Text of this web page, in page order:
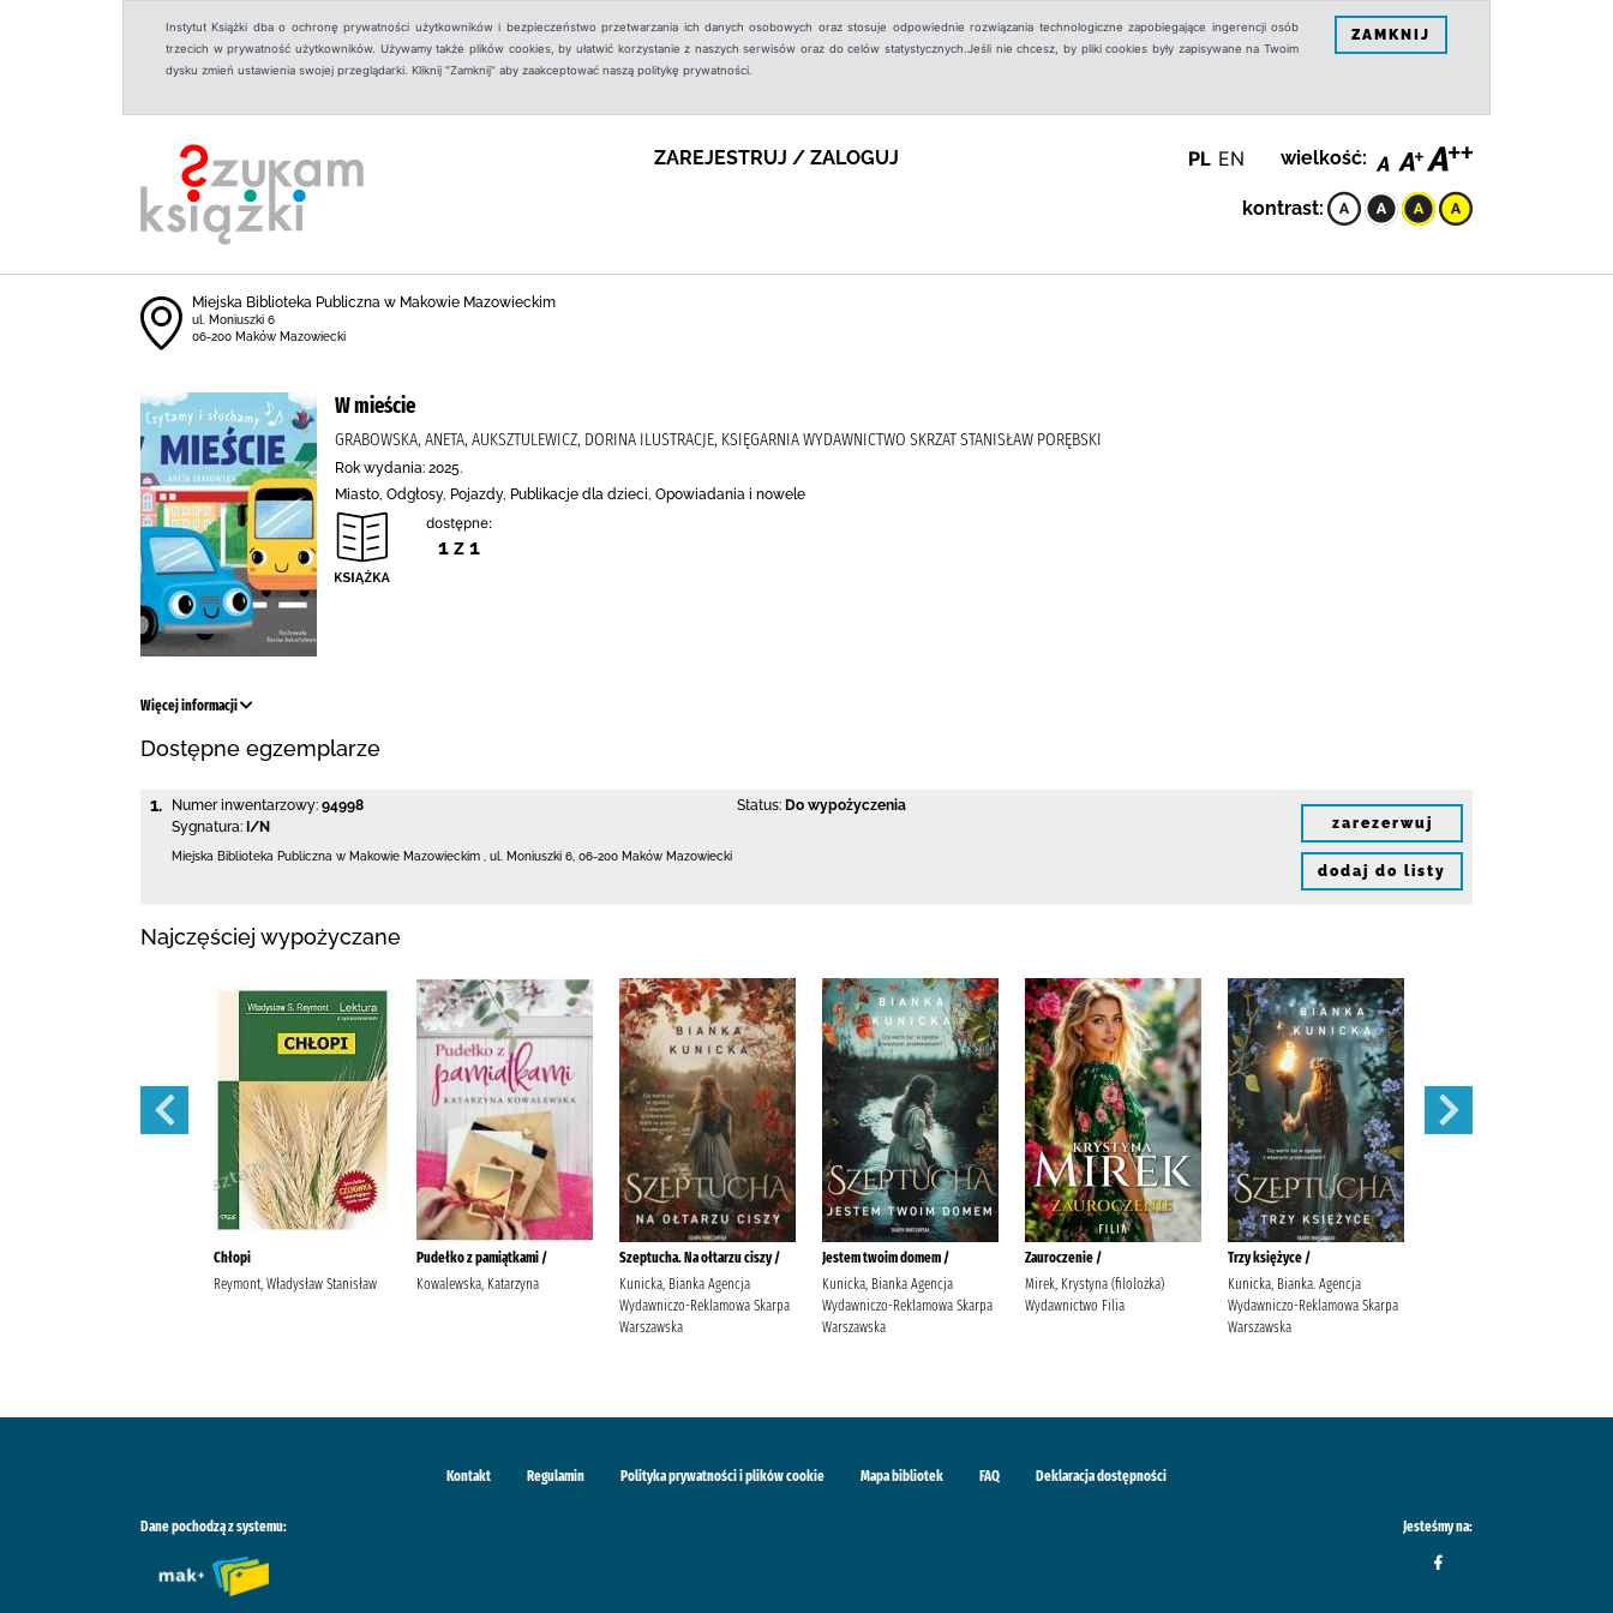
Instytut Książki dba o ochronę prywatności użytkowników i bezpieczeństwo przetwarzania ich danych osobowych oraz stosuje odpowiednie rozwiązania technologiczne zapobiegające ingerencji osób
trzecich w prywatność użytkowników. Używamy także plików cookies, by ułatwić korzystanie z naszych serwisów oraz do celów statystycznych.Jeśli nie chcesz, by pliki cookies były zapisywane na Twoim
dysku zmień ustawienia swojej przeglądarki. Kliknij "Zamknij" aby zaakceptować naszą politykę prywatności.
ZAMKNIJ
ZAREJESTRUJ / ZALOGUJ PL EN wielkość:
kontrast:
Miejska Biblioteka Publiczna w Makowie Mazowieckim
ul. Moniuszki 6
06-200 Maków Mazowiecki
W mieście
GRABOWSKA, ANETA, AUKSZTULEWICZ, DORINA ILUSTRACJE, KSIĘGARNIA WYDAWNICTWO SKRZAT STANISŁAW PORĘBSKI
Rok wydania: 2025.
Miasto, Odgłosy, Pojazdy, Publikacje dla dzieci, Opowiadania i nowele
dostępne:
1 z 1
Więcej informacji
Dostępne egzemplarze
1. Numer inwentarzowy: 94998
Sygnatura: I/N
Status: Do wypożyczenia
Miejska Biblioteka Publiczna w Makowie Mazowieckim ul. Moniuszki 6 06-200 Maków Mazowiecki
zarezerwuj
dodaj do listy
Najczęściej wypożyczane
Chłopi
Reymont, Władysław Stanisław
Pudełko z pamiątkami /
Kowalewska, Katarzyna
Szeptucha. Na ołtarzu ciszy /
Kunicka, Bianka Agencja
Wydawniczo-Reklamowa Skarpa
Warszawska
Jestem twoim domem /
Kunicka, Bianka Agencja
Wydawniczo-Reklamowa Skarpa
Warszawska
Zauroczenie /
Mirek, Krystyna (filolożka)
Wydawnictwo Filia
Trzy księżyce /
Kunicka, Bianka. Agencja
Wydawniczo-Reklamowa Skarpa
Warszawska
Kontakt Regulamin Polityka prywatności i plików cookie Mapa bibliotek FAQ Deklaracja dostępności
Dane pochodzą z systemu: Jesteśmy na: